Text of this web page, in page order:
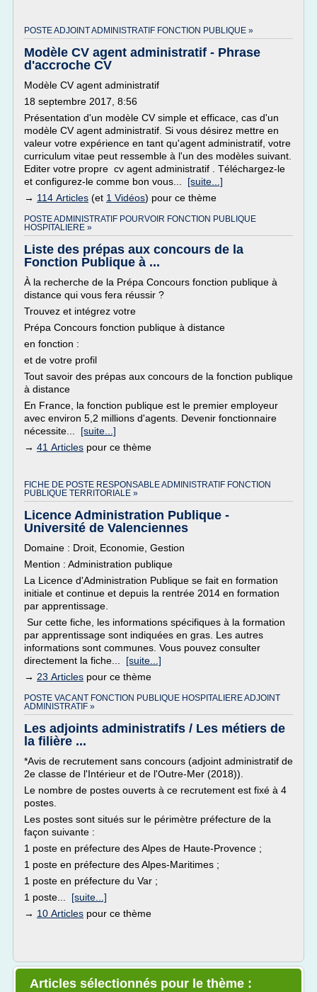
POSTE ADJOINT ADMINISTRATIF FONCTION PUBLIQUE »
Modèle CV agent administratif - Phrase
d'accroche CV
Modèle CV agent administratif
18 septembre 2017, 8:56
Présentation d'un modèle CV simple et efficace, cas d'un
modèle CV agent administratif. Si vous désirez mettre en
valeur votre expérience en tant qu'agent administratif, votre
curriculum vitae peut ressemble à l'un des modèles suivant.
Editer votre propre cv agent administratif . Téléchargez-le
et configurez-le comme bon vous... [suite...]
→ 114 Articles (et 1 Vidéos) pour ce thème
POSTE ADMINISTRATIF POURVOIR FONCTION PUBLIQUE
HOSPITALIERE »
Liste des prépas aux concours de la
Fonction Publique à ...
À la recherche de la Prépa Concours fonction publique à
distance qui vous fera réussir ?
Trouvez et intégrez votre
Prépa Concours fonction publique à distance
en fonction :
et de votre profil
Tout savoir des prépas aux concours de la fonction publique
à distance
En France, la fonction publique est le premier employeur
avec environ 5,2 millions d'agents. Devenir fonctionnaire
nécessite... [suite...]
→ 41 Articles pour ce thème
FICHE DE POSTE RESPONSABLE ADMINISTRATIF FONCTION
PUBLIQUE TERRITORIALE »
Licence Administration Publique -
Université de Valenciennes
Domaine : Droit, Economie, Gestion
Mention : Administration publique
La Licence d'Administration Publique se fait en formation
initiale et continue et depuis la rentrée 2014 en formation
par apprentissage.
Sur cette fiche, les informations spécifiques à la formation
par apprentissage sont indiquées en gras. Les autres
informations sont communes. Vous pouvez consulter
directement la fiche... [suite...]
→ 23 Articles pour ce thème
POSTE VACANT FONCTION PUBLIQUE HOSPITALIERE ADJOINT
ADMINISTRATIF »
Les adjoints administratifs / Les métiers de
la filière ...
*Avis de recrutement sans concours (adjoint administratif de
2e classe de l'Intérieur et de l'Outre-Mer (2018)).
Le nombre de postes ouverts à ce recrutement est fixé à 4
postes.
Les postes sont situés sur le périmètre préfecture de la
façon suivante :
1 poste en préfecture des Alpes de Haute-Provence ;
1 poste en préfecture des Alpes-Maritimes ;
1 poste en préfecture du Var ;
1 poste... [suite...]
→ 10 Articles pour ce thème
Articles sélectionnés pour le thème :